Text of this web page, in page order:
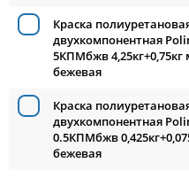
Краска
двухкомпонентная
5КПМбжв 4,25кг+0,75кг
бежевая
Краска
двухкомпонентная
0.5КПМбжв
бежевая